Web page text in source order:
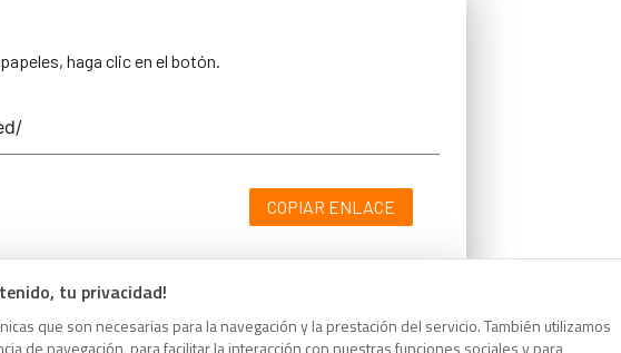
tu privacidad!
que son necesarias para la navegación y la prestación del servicio. También utilizamos
de navegación, para facilitar la interacción con nuestras funciones sociales y para
haga clic en el botón.
COPIAR ENLACE
haga clic en el botón.